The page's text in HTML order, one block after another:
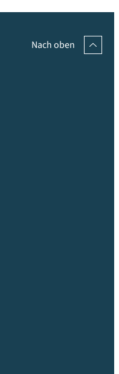
Nach oben